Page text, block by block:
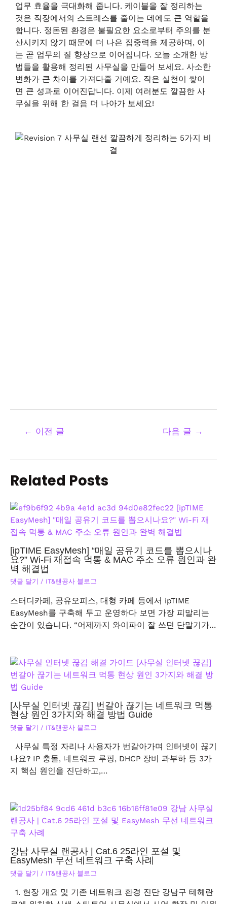
업무 효율을 극대화해 줍니다. 케이블을 잘 정리하는
것은 직장에서의 스트레스를 줄이는 데에도 큰 역할을
합니다. 정돈된 환경은 불필요한 요소로부터 주의를 분
산시키지 않기 때문에 더 나은 집중력을 제공하며, 이
는 곧 업무의 질 향상으로 이어집니다. 오늘 소개한 방
법들을 활용해 정리된 사무실을 만들어 보세요. 사소한
변화가 큰 차이를 가져다줄 거예요. 작은 실천이 쌓이
면 큰 성과로 이어진답니다. 이제 여러분도 깔끔한 사
무실을 위해 한 걸음 더 나아가 보세요!
← 이전 글 다음 글 →
Related Posts
[ipTIME EasyMesh] “매일 공유기 코드를 뽑으시나
요?” Wi-Fi 재접속 먹통 & MAC 주소 오류 원인과 완
벽 해결법
댓글 달기 / IT&랜공사 블로그
스터디카페, 공유오피스, 대형 카페 등에서 ipTIME
EasyMesh를 구축해 두고 운영하다 보면 가장 피말리는
순간이 있습니다. “어제까지 와이파이 잘 쓰던 단말기가…
[사무실 인터넷 끊김] 번갈아 끊기는 네트워크 먹통
현상 원인 3가지와 해결 방법 Guide
댓글 달기 / IT&랜공사 블로그
사무실 특정 자리나 사용자가 번갈아가며 인터넷이 끊기
나요? IP 충돌, 네트워크 루핑, DHCP 장비 과부하 등 3가
지 핵심 원인을 진단하고,…
강남 사무실 랜공사 | Cat.6 25라인 포설 및
EasyMesh 무선 네트워크 구축 사례
댓글 달기 / IT&랜공사 블로그
1. 현장 개요 및 기존 네트워크 환경 진단 강남구 테헤란